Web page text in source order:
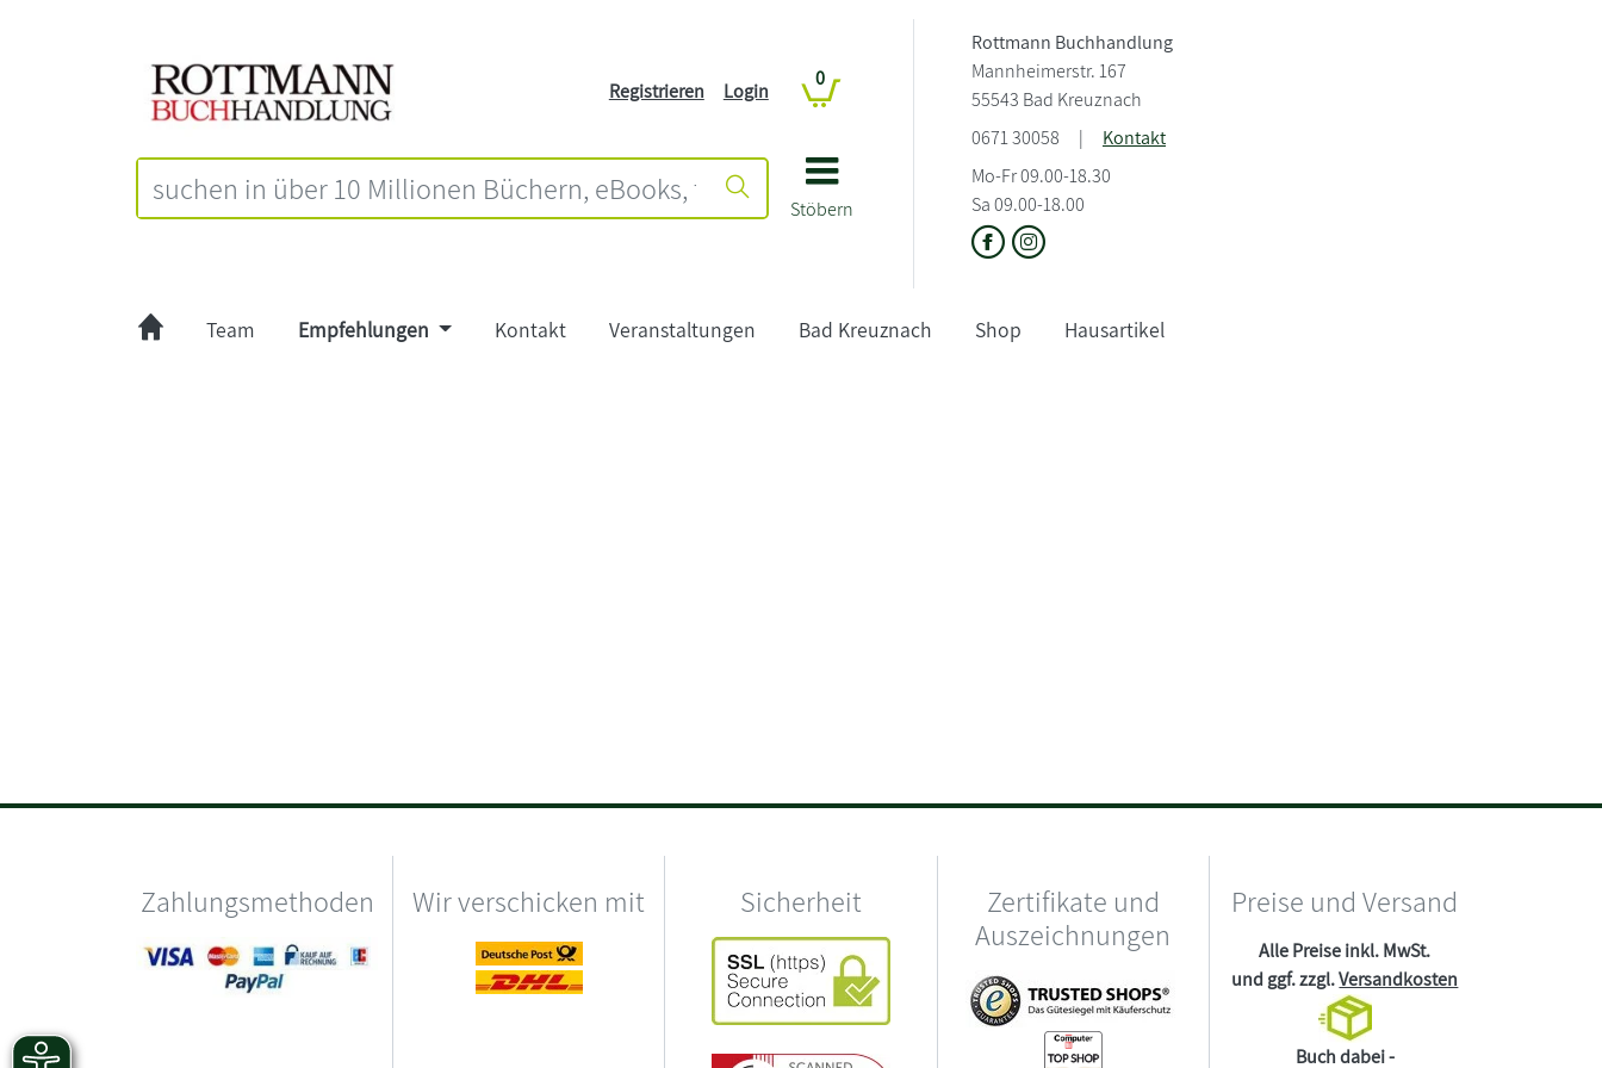
Stöbern
Registrieren Login
0
Rottmann Buchhandlung
Mannheimerstr. 167
55543 Bad Kreuznach
0671 30058
|
Kontakt
Mo-Fr 09.00-18.30
Sa 09.00-18.00
Team Empfehlungen Kontakt Veranstaltungen Bad Kreuznach Shop Hausartikel
Zahlungsmethoden Wir verschicken mit Sicherheit
Zertifikate und
Auszeichnungen
Preise und Versand
Alle Preise inkl. MwSt.
und ggf. zzgl.Versandkosten
Buch dabei -